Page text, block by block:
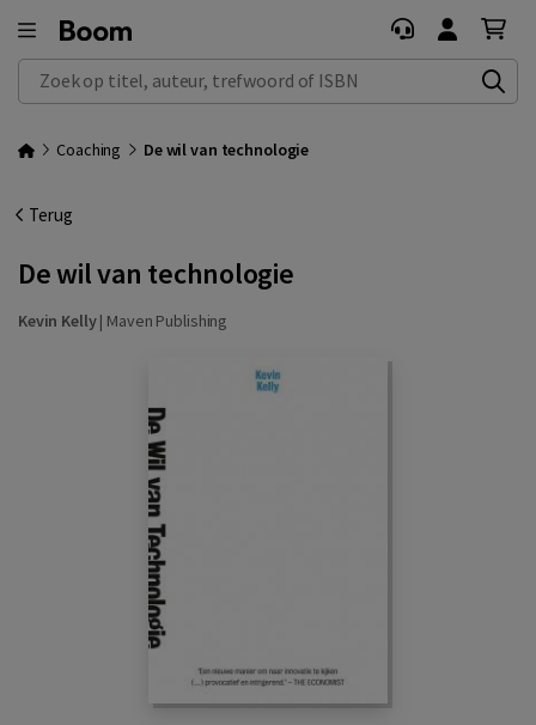
Zoek op titel, auteur, trefwoord of ISBN
Coaching De wil van technologie
Terug
De wil van technologie
Kevin Kelly| Maven Publishing